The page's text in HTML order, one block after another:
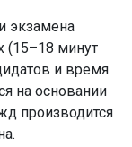
экзамена
(15–18 минут
и время
на основании
производится